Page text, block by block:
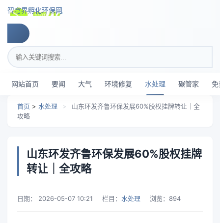
智穹界孵化环保网
搜索关键词
网站首页 要闻 大气 环境修复 水处理 碳管家 免
首页 > 水处理 >
山东环发齐鲁环保发展60%股权挂牌转让｜全
攻略
山东环发齐鲁环保发展60%股权挂牌
转让｜全攻略
日期： 2026-05-07 10:21 栏目： 水处理 浏览： 894